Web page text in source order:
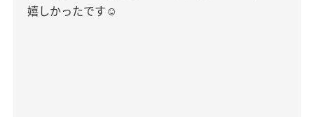
嬉しかったです☺️